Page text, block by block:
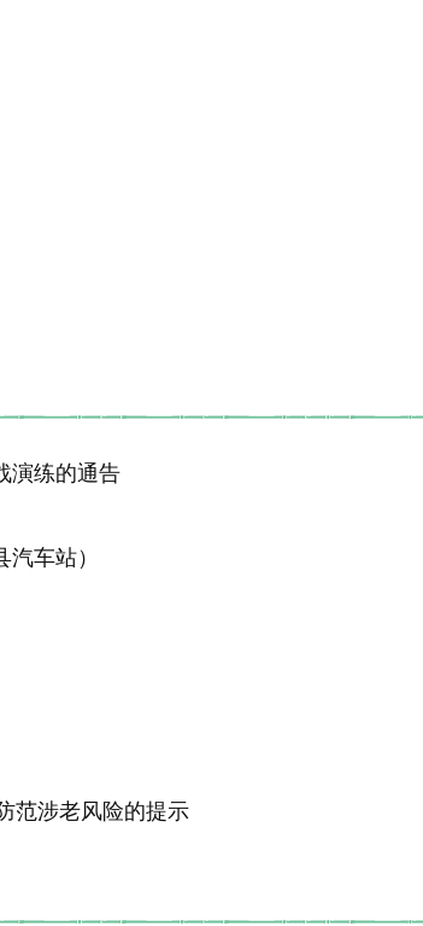
演练的通告
车站）
范涉老风险的提示